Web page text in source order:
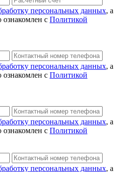
персональных данных, а
с Политикой
персональных данных, а
с Политикой
персональных данных, а
с Политикой
персональных данных, а